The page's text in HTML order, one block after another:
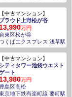
【中古マンション】
プラウド上野松が谷
13,990万円
台東区松が谷
くばエクスプレス 浅草駅
【中古マンション】
シティタワー池袋ウエスト
ート
13,980万円
豊島区高松
京地下鉄有楽町線 要町駅